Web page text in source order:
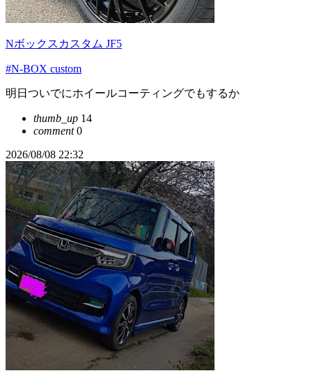
Nボックスカスタム JF5
#N-BOX custom
明日ついでにホイールコーティングでもするか
thumb_up 14
comment0
2026/08/08 22:32